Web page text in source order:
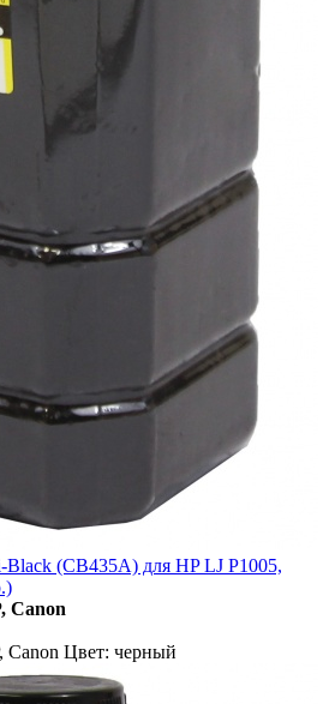
(CB435A) для HP LJ P1005,
Canon
Canon Цвет: черный